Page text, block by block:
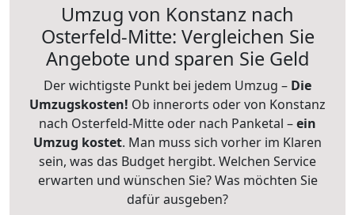
Umzug von Konstanz nach
Osterfeld-Mitte: Vergleichen Sie
Angebote und sparen Sie Geld
Der wichtigste Punkt bei jedem Umzug – Die
Umzugskosten! Ob innerorts oder von Konstanz
nach Osterfeld-Mitte oder nach Panketal –ein
Umzug kostet. Man muss sich vorher im Klaren
sein, was das Budget hergibt. Welchen Service
erwarten und wünschen Sie? Was möchten Sie
dafür ausgeben?